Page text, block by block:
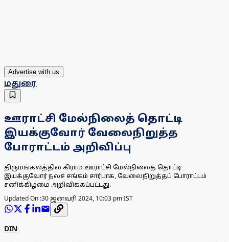
Advertise with us
மதுரை
ஊராட்சி மேல்நிலைத் தொட்டி
இயக்குவோர் வேலைநிறுத்த
போராட்டம் அறிவிப்பு
திருமங்கலத்தில் கிராம ஊராட்சி மேல்நிலைத் தொட்டி
இயக்குவோர் நலச் சங்கம் சார்பாக, வேலைநிறுத்தப் போராட்டம்
சனிக்கிழமை அறிவிக்கப்பட்டது.
Updated On :30 ஜனவரி 2024, 10:03 pm IST
DIN